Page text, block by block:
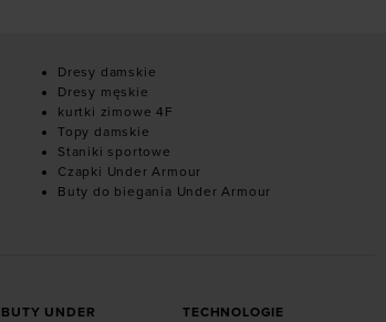
Dresy damskie
Dresy męskie
kurtki zimowe 4F
Topy damskie
Staniki sportowe
Czapki Under Armour
Buty do biegania Under Armour
BUTY UNDER
TECHNOLOGIE